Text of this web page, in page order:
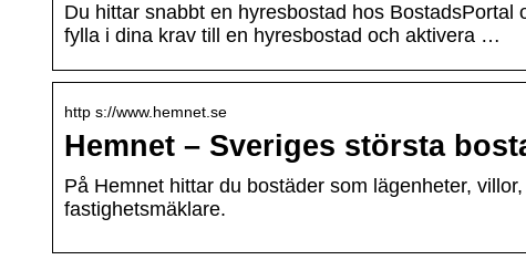
Du hittar snabbt en hyresbostad hos
fylla i dina krav till en hyresbostad och aktivera …
http s://www.hemnet.se
Hemnet – Sveriges största
På Hemnet hittar du bostäder som lägenheter,
fastighetsmäklare.